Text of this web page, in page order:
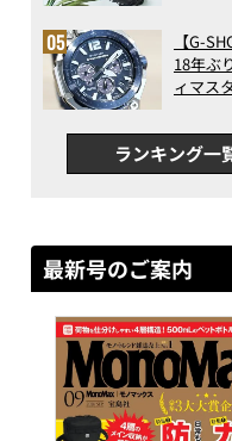
った！
【G-
18年ぶ
ィマス
新ムー
ランキング一
最新号のご案内